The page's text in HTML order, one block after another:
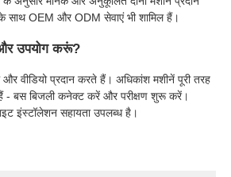
OEM और ODM सेवाएं भी शामिल हैं।
उपयोग करूं?
वीडियो प्रदान करते हैं। अधिकांश मशीनें पूरी तरह
बस बिजली कनेक्ट करें और परीक्षण शुरू करें।
इंस्टॉलेशन सहायता उपलब्ध है।